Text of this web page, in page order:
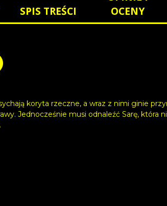
SPIS TREŚCI
OCENY
koryta rzeczne, a wraz z nimi ginie
Jednocześnie musi odnaleźć Sarę, która